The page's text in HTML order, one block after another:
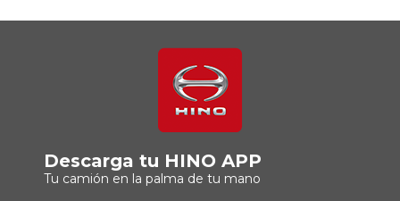
Descarga tu HINO APP
Tu camión en la palma de tu mano